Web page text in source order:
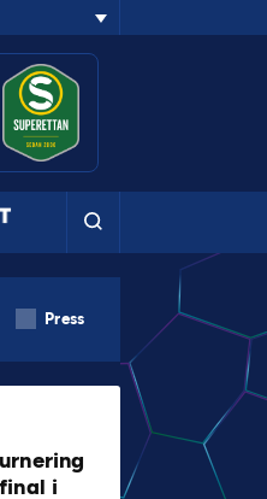
Press
i